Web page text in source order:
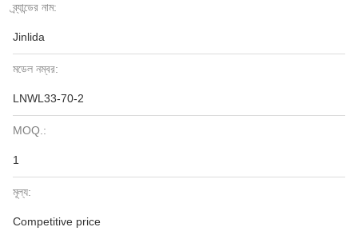
ব্র্যান্ডের নাম:
Jinlida
মডেল নম্বর:
LNWL33-70-2
MOQ.:
1
মূল্য:
Competitive price